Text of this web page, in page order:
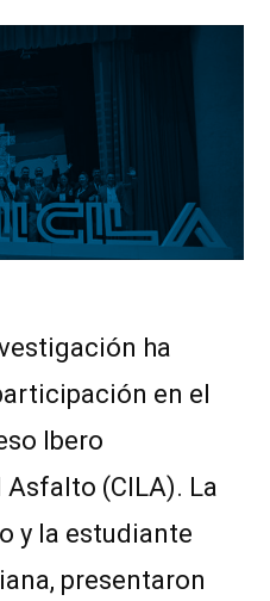
ha
en el
Ibero
(CILA). La
y la estudiante
presentaron